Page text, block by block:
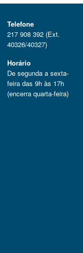
Telefone
217 908 392 (Ext.
40326/40327)
Horário
De segunda a sexta-
feira das 9h às 17h
(encerra quarta-feira)